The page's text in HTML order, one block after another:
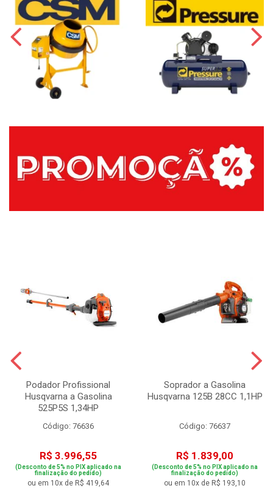
Podador Profissional
Husqvarna a Gasolina
525P5S 1,34HP
Código: 76636
R$ 3.996,55
(Desconto de 5% no PIX aplicado na
finalização do pedido)
ou em 10x de R$ 419,64
Soprador a Gasolina
Husqvarna 125B 28CC 1,1HP
Código: 76637
R$ 1.839,00
(Desconto de 5% no PIX aplicado na
finalização do pedido)
ou em 10x de R$ 193,10